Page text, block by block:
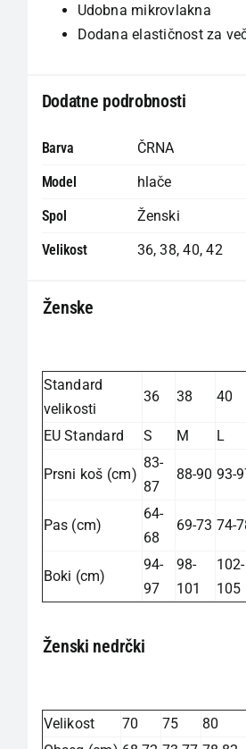
Udobna mikrovlakna
Dodana elastičnost za
Dodatne podrobnosti
Barva
ČRNA
Model
hlače
Spol
Ženski
Velikost
36,38,40,42
Ženske
Standard
velikosti
36 38 40
EU Standard S M L
Prsni koš (cm)
83-
87
88-90 93-
Pas (cm)
64-
68
69-73 74-
Boki (cm)
94-
97
98-
101
102-
105
Ženski nedrčki
Velikost 70 75 80